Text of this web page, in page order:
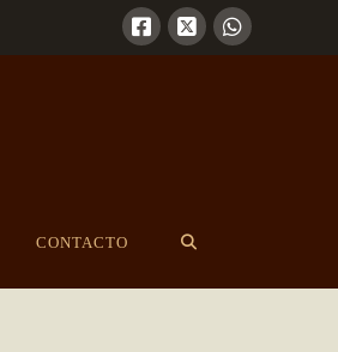
CONTACTO